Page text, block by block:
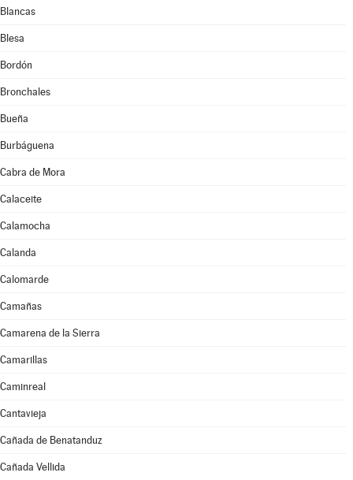
Blancas
Blesa
Bordón
Bronchales
Bueña
Burbáguena
Cabra de Mora
Calaceite
Calamocha
Calanda
Calomarde
Camañas
Camarena de la Sierra
Camarillas
Caminreal
Cantavieja
Cañada de Benatanduz
Cañada Vellida